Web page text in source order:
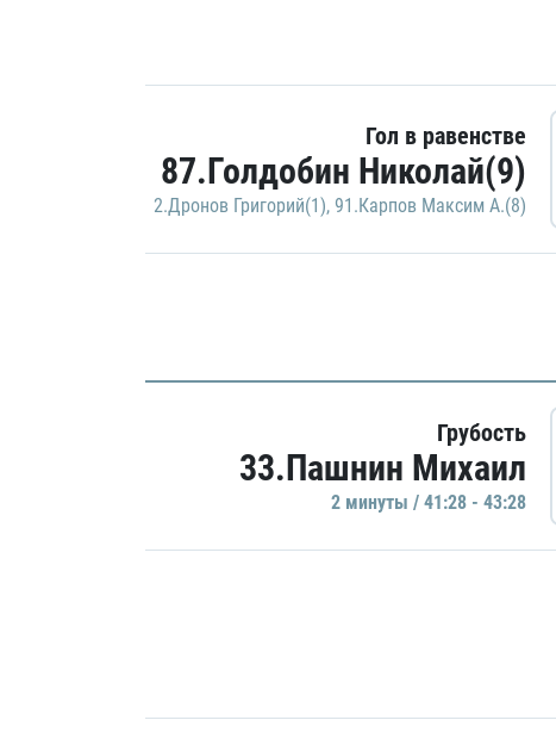
Гол в равенстве
87.Голдобин Николай(9)
2.Дронов Григорий(1), 91.Карпов Максим А.(8)
Грубость
33.Пашнин Михаил
2 минуты / 41:28 - 43:28